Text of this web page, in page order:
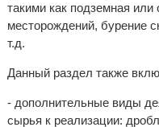
такими как подземная или
месторождений, бурение
т.д.
Данный раздел также
- дополнительные виды
сырья к реализации: